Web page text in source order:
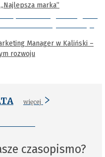
marka”
Manager w Kaliński –
rozwoju
więcej
czasopismo?